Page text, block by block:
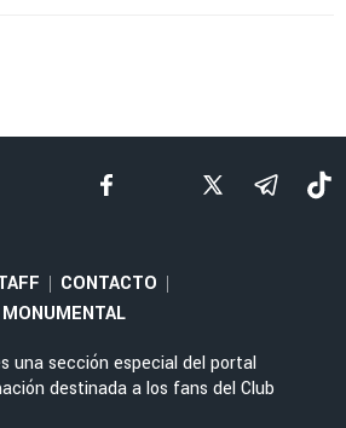
| CONTACTO |
una sección especial del portal
destinada a los fans del Club